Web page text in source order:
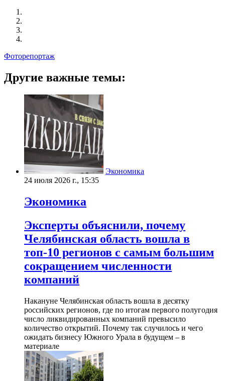
Фоторепортаж
Другие важные темы:
Экономика
24 июля 2026 г., 15:35
Экономика
Эксперты объяснили, почему
Челябинская область вошла в
топ-10 регионов с самым большим
сокращением численности
компаний
Накануне Челябинская область вошла в десятку
российских регионов, где по итогам первого полугодия
число ликвидированных компаний превысило
количество открытий. Почему так случилось и чего
ожидать бизнесу Южного Урала в будущем – в
материале